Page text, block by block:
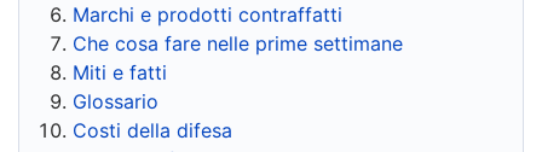
Marchi e prodotti contraffatti
Che cosa fare nelle prime settimane
Miti e fatti
Glossario
Costi della difesa